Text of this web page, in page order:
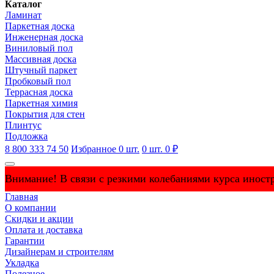
Каталог
Ламинат
Паркетная доска
Инженерная доска
Виниловый пол
Массивная доска
Штучный паркет
Пробковый пол
Террасная доска
Паркетная химия
Покрытия для стен
Плинтус
Подложка
8 800 333 74 50 Избранное 0 шт. 0 шт. 0 ₽
Внимание! В связи с резкими колебаниями курса
Главная
О компании
Скидки и акции
Оплата и доставка
Гарантии
Дизайнерам и строителям
Укладка